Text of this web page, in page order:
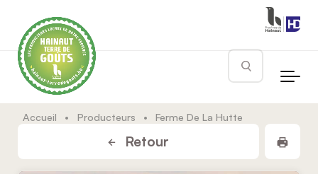
Rechercher
Accueil • Producteurs • Ferme De La Hutte
Retour